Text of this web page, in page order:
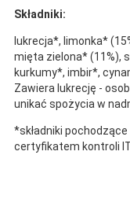
Składniki:
lukrecja*, limonka*
mięta zielona* (11%),
kurkumy*, imbir*,
Zawiera lukrecję -
unikać spożycia w
*składniki
certyfikatem kontroli